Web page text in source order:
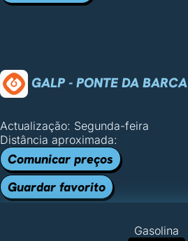
GALP - PONTE DA BARCA
Actualização: Segunda-feira
Distância aproximada:
Comunicar preços
Guardar favorito
Gasolina